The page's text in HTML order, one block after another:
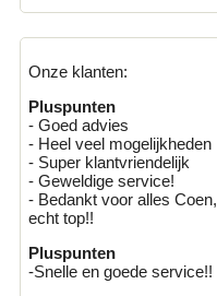
Onze klanten:
Pluspunten
- Goed advies
- Heel veel mogelijkheden
- Super klantvriendelijk
- Geweldige service!
- Bedankt voor alles Coen,
echt top!!
Pluspunten
-Snelle en goede service!!